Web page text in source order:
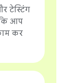
टेस्टिंग
आप
कर